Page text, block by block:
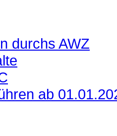
durchs AWZ
ab